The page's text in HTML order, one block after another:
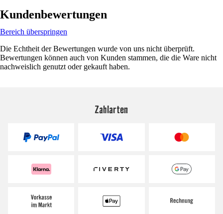
Kundenbewertungen
Bereich überspringen
Die Echtheit der Bewertungen wurde von uns nicht überprüft.
Bewertungen können auch von Kunden stammen, die die Ware nicht
nachweislich genutzt oder gekauft haben.
Zahlarten